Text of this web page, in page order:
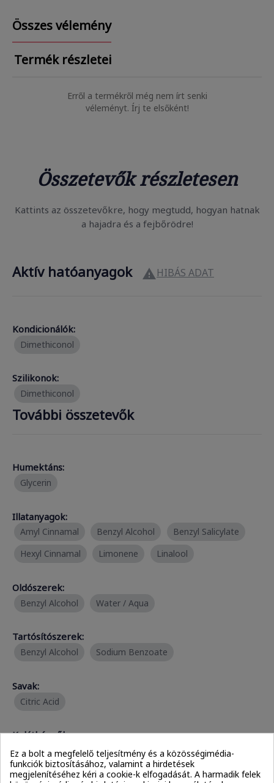
Összes vélemény
Termék részletei
Erről a termékről még nem írt senki
véleményt. Írj te elsőként!
Összetevők részletesen
Kattints az összetevőkre, hogy megtudd, hogyan hatnak
a hajadra és a fejbőrödre!
Aktív hatóanyagok  HIBÁS ADAT
Kondicionálók:
Dimethiconol
Szilikonok:
Dimethiconol
További összetevők
Humektáns:
Glycerin
Illatanyagok:
Amyl Cinnamal Benzyl Alcohol
Benzyl Salicylate
Hexyl Cinnamal
Limonene Linalool
Oldószerek:
Benzyl Alcohol Water / Aqua
Tartósítószerek:
Benzyl Alcohol Sodium Benzoate
Savak:
Citric Acid
Kelátképzők:
Citric Acid Disodium EDTA
Ez a bolt a megfelelő teljesítmény és a közösségimédia-
funkciók biztosításához, valamint a hirdetések
megjelenítéséhez kéri a cookie-k elfogadását. A harmadik felek